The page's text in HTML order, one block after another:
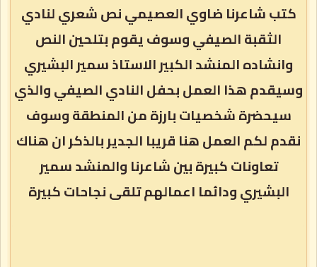
كتب شاعرنا ضاوي العصيمي نص شعري لنادي
الثقبة الصيفي وسوف يقوم بتلحين النص
وانشاده المنشد الكبير الاستاذ سمير البشيري
وسيقدم هذا العمل بحفل النادي الصيفي والذي
سيحضرة شخصيات بارزة من المنطقة وسوف
نقدم لكم العمل هنا قريبا الجدير بالذكر ان هناك
تعاونات كبيرة بين شاعرنا والمنشد سمير
البشيري ودائما اعمالهم تلقى نجاحات كبيرة